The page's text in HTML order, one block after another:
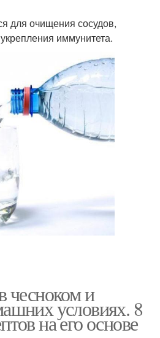
для очищения сосудов,
иммунитета.
чесноком и
условиях. 8
на его основе